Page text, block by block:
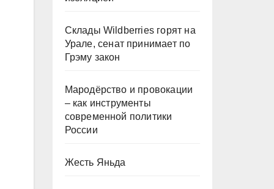
Склады Wildberries горят на
Урале, сенат принимает по
Грэму закон
Мародёрство и провокации
– как инструменты
современной политики
России
Жесть Яньда